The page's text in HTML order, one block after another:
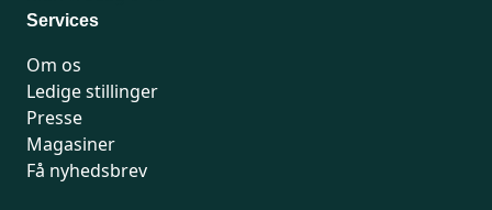
Services
Om os
Ledige stillinger
Presse
Magasiner
Få nyhedsbrev